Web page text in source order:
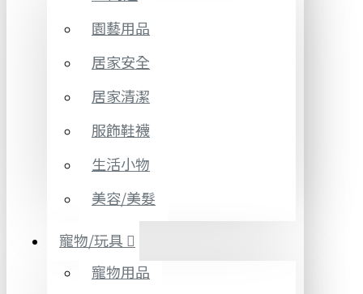
園藝用品
居家安全
居家清潔
服飾鞋襪
生活小物
美容/美髮
寵物/玩具
寵物用品